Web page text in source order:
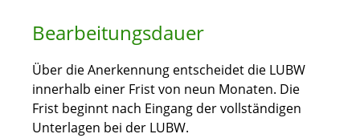
Bearbeitungsdauer
Über die Anerkennung entscheidet die LUBW
innerhalb einer Frist von neun Monaten. Die
Frist beginnt nach Eingang der vollständigen
Unterlagen bei der LUBW.